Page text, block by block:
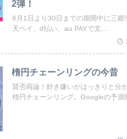
2弾！
6月1日より30日までの期間中に三
天ペイ、d払い、au PAYで支...
楕円チェーンリングの今昔
賛否両論！好き嫌いがはっきりと分
楕円チェーンリング。Googleの予測